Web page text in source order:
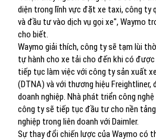
diện trong lĩnh vực đặt xe taxi, công ty
và đầu tư vào dịch vụ gọi xe", Waymo
cho biết.
Waymo giải thích, công ty sẽ tạm lùi
tự hành cho xe tải cho đến khi có được
tiếp tục làm việc với công ty sản xuất
(DTNA) và với thương hiệu
doanh nghiệp. Nhà phát triển công
công ty sẽ tiếp tục đầu tư cho nền
nghiệp trong liên doanh với Daimler.
Sự thay đổi chiến lược của Waymo có